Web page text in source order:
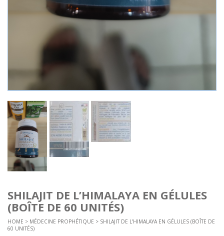
SHILAJIT DE L’HIMALAYA EN GÉLULES
(BOÎTE DE 60 UNITÉS)
HOME > MÉDECINE PROPHÉTIQUE > SHILAJIT DE L’HIMALAYA EN GÉLULES (BOÎTE DE
60 UNITÉS)